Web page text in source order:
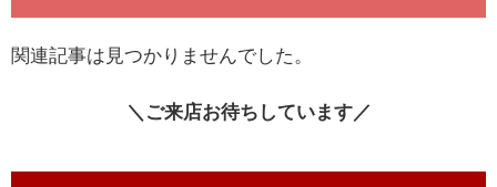
関連記事は見つかりませんでした。
＼ご来店お待ちしています／